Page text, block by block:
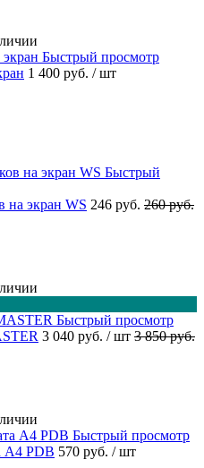
Быстрый просмотр
1 400 руб. / шт
Быстрый
на экран WS 246 руб. 260 руб.
Быстрый просмотр
3 040 руб. / шт 3 850 руб.
Быстрый просмотр
А4 PDB 570 руб. / шт